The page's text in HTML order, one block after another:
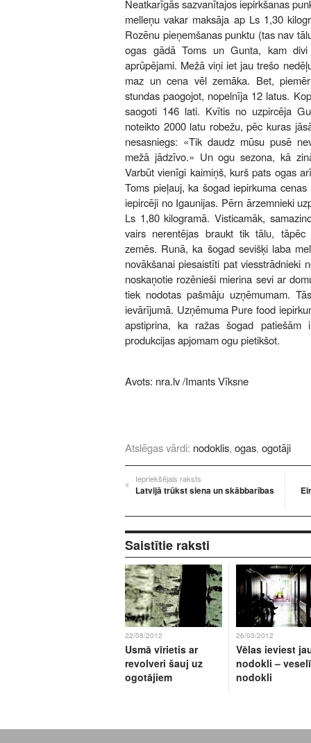
Neatkarīgās sazvanītajos iepirkšanas
melleņu vakar maksāja ap Ls 1,30
Rozēnu pieņemšanas punktu (tas nav
ogas gādā Toms un Gunta, kam
aprūpējami. Mežā viņi iet jau trešo
maz un cena vēl zemāka. Bet,
stundas paogojot, nopelnīja 12 latus.
saogoti 146 lati. Kvītis no uzpircēja
noteikto 2000 latu robežu, pēc kuras
nesasniegs: «Tik daudz mūsu pusē
mežā jādzīvo.» Un ogu sezona, kā
Varbūt vienīgi kaimiņš, kurš pats ogas
Toms pieļauj, ka šogad iepirkuma
iepircēji no Igaunijas. Pērn ārzemnieki
Ls 1,80 kilogramā. Visticamāk,
vairs nerentējas braukt tik tālu, tāpēc
zemēs. Runā, ka šogad sevišķi laba
novākšanai piesaistīti pat viesstrādnieki
noskaņotie rozēnieši mierina sevi ar
tiek nodotas pašmāju uzņēmumam.
ievārījumā. Uzņēmuma Pure food
apstiprina, ka ražas šogad patiešām
produkcijas apjomam ogu pietikšot.
Avots: nra.lv/Imants Vīksne
Atslēgas vārdi: nodoklis, ogas, ogotāji
Iepriekšējais raksts
Latvijā trūkst siena un skābbarības
Saistītie raksti
22/08/2012
Usmā vīrietis ar
revolveri šauj uz
ogotājiem
26/03/2012
Vēlas ieviest
nodokli –
nodokli